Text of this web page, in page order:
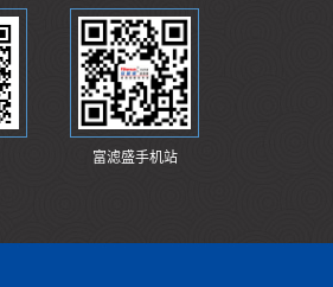
富滤盛手机站